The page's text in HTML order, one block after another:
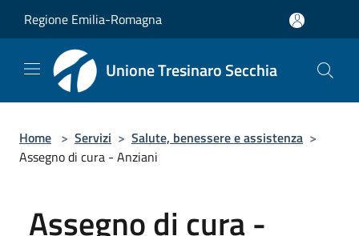
Regione Emilia-Romagna
Unione Tresinaro Secchia
Home > Servizi > Salute, benessere e assistenza >
Assegno di cura - Anziani
Assegno di cura -